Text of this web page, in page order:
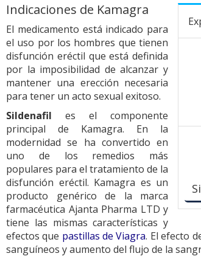
Indicaciones de Kamagra
El medicamento está indicado para
el uso por los hombres que tienen
disfunción eréctil que está definida
por la imposibilidad de alcanzar y
mantener una erección necesaria
para tener un acto sexual exitoso.
Sildenafil es el componente
principal de Kamagra. En la
modernidad se ha convertido en
uno de los remedios más
populares para el tratamiento de la
disfunción eréctil. Kamagra es un
producto genérico de la marca
farmacéutica Ajanta Pharma LTD y
tiene las mismas características y
efectos que pastillas de Viagra. El efecto
sanguíneos y aumento del flujo de la